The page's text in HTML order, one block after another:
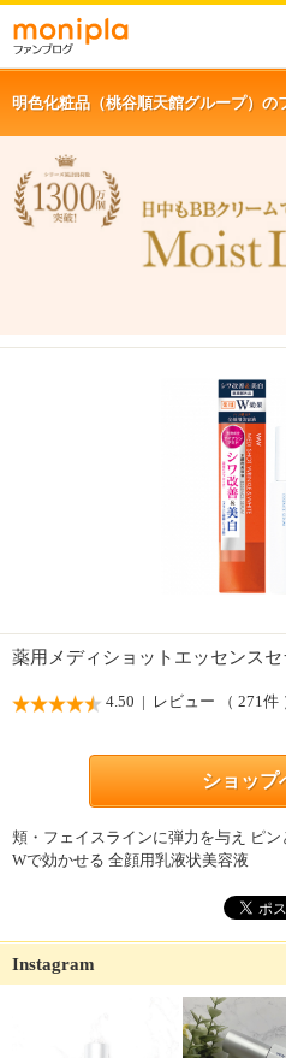
明色化粧品（桃谷順天館グループ）の
薬用メディショットエッセンスセ
4.50 | レビュー （ 271件
ショップ
頬・フェイスラインに弾力を与え ピ
Wで効かせる 全顔用乳液状美容液
Instagram